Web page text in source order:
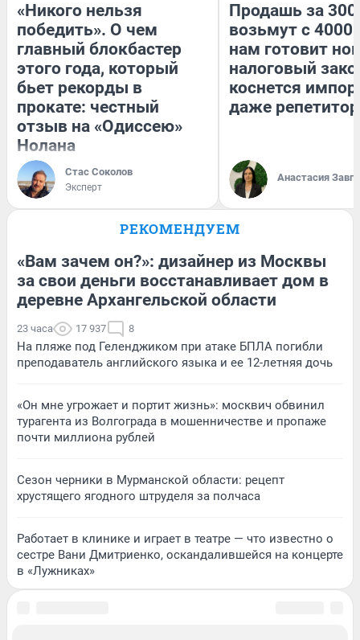
«Никого нельзя
победить». О чем
главный блокбастер
этого года, который
бьет рекорды в
прокате: честный
отзыв на «Одиссею»
Нолана
Стас Соколов
Эксперт
Продашь за
возьмут с
нам готовит
налоговый
коснется
даже
Анастасия
РЕКОМЕНДУЕМ
«Вам зачем он?»: дизайнер из Москвы
за свои деньги восстанавливает дом в
деревне Архангельской области
23 часа 17 937 8
На пляже под Геленджиком при атаке БПЛА погибли
преподаватель английского языка и ее 12-летняя дочь
«Он мне угрожает и портит жизнь»: москвич обвинил
турагента из Волгограда в мошенничестве и пропаже
почти миллиона рублей
Сезон черники в Мурманской области: рецепт
хрустящего ягодного штруделя за полчаса
Работает в клинике и играет в театре — что известно о
сестре Вани Дмитриенко, оскандалившейся на концерте
в «Лужниках»